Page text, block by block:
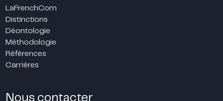
LaFrenchCom
Distinctions
Déontologie
Méthodologie
Références
Carrières
Nous contacter